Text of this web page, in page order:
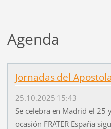
Agenda
Jornadas del
25.10.2025 15:43
Se celebra en Madrid el 25
ocasión FRATER España